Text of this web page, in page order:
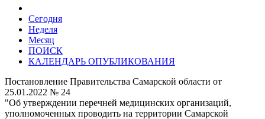
Сегодня
Неделя
Месяц
ПОИСК
КАЛЕНДАРЬ ОПУБЛИКОВАНИЯ
Постановление Правительства Самарской области от
25.01.2022 № 24
"Об утверждении перечней медицинских организаций,
уполномоченных проводить на территории Самарской